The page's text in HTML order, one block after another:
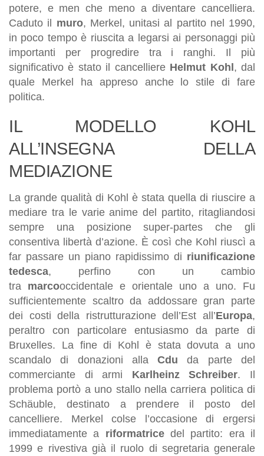
potere, e men che meno a diventare cancelliera.
Caduto il muro, Merkel, unitasi al partito nel 1990,
in poco tempo è riuscita a legarsi ai personaggi più
importanti per progredire tra i ranghi. Il più
significativo è stato il cancelliere Helmut Kohl, dal
quale Merkel ha appreso anche lo stile di fare
politica.
IL MODELLO KOHL
ALL’INSEGNA DELLA
MEDIAZIONE
La grande qualità di Kohl è stata quella di riuscire a
mediare tra le varie anime del partito, ritagliandosi
sempre una posizione super-partes che gli
consentiva libertà d’azione. È così che Kohl riuscì a
far passare un piano rapidissimo di riunificazione
tedesca, perfino con un cambio
tra marcooccidentale e orientale uno a uno. Fu
sufficientemente scaltro da addossare gran parte
dei costi della ristrutturazione dell’Est all’Europa,
peraltro con particolare entusiasmo da parte di
Bruxelles. La fine di Kohl è stata dovuta a uno
scandalo di donazioni allaCdu da parte del
commerciante di armi Karlheinz Schreiber. Il
problema portò a uno stallo nella carriera politica di
Schäuble, destinato a prendere il posto del
cancelliere. Merkel colse l’occasione di ergersi
immediatamente a riformatricedel partito: era il
1999 e rivestiva già il ruolo di segretaria generale